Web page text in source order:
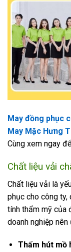
May đồng phục
May Mặc Hưng
Cùng xem ngay
Chất liệu vải
Chất liệu vải là
phục cho công
tính thẩm mỹ của
doanh nghiệp
Thấm hút mồ